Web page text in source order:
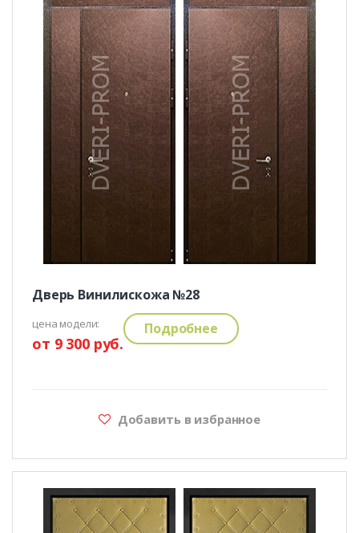
Дверь Винилискожа №28
цена модели:
от 9 300 руб.
Подробнее
Добавить в избранное